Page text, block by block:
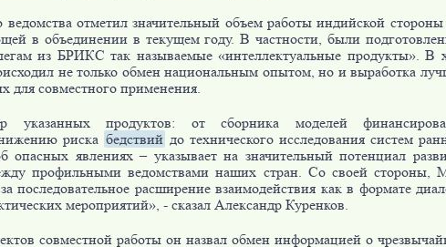
ведомства отметил значительный объем работы индийской стороны
в объединении в текущем году. В частности, были
из БРИКС так называемые «интеллектуальные продукты». В
не только обмен национальным опытом, но и выработка
для совместного применения.
указанных продуктов: от сборника моделей
риска бедствий до технического исследования систем
опасных явлениях – указывает на значительный потенциал
профильными ведомствами наших стран. Со своей стороны,
последовательное расширение взаимодействия как в формате
мероприятий», - сказал Александр Куренков.
совместной работы он назвал обмен информацией о